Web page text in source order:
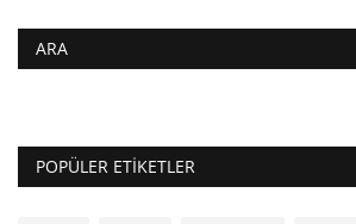
ARA
POPÜLER ETIKETLER